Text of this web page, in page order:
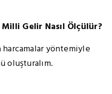
Gelir Nasıl Ölçülür?
harcamalar yöntemiyle
oluşturalım.